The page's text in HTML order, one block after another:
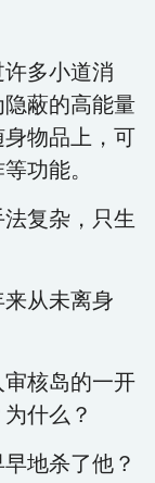
多小道消
蔽的高能量
物品上，可
功能。
复杂，只生
从未离身
核岛的一开
什么？
地杀了他？